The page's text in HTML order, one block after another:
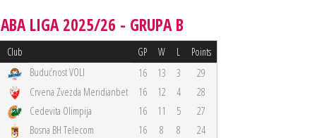
ABA LIGA 2025/26 - GRUPA B
Club GP W L Points
Budućnost VOLI 16 13 3
29
Crvena Zvezda Meridianbet 16 12 4
28
Cedevita Olimpija 16 11 5
27
Bosna BH Telecom 16 8 8
24